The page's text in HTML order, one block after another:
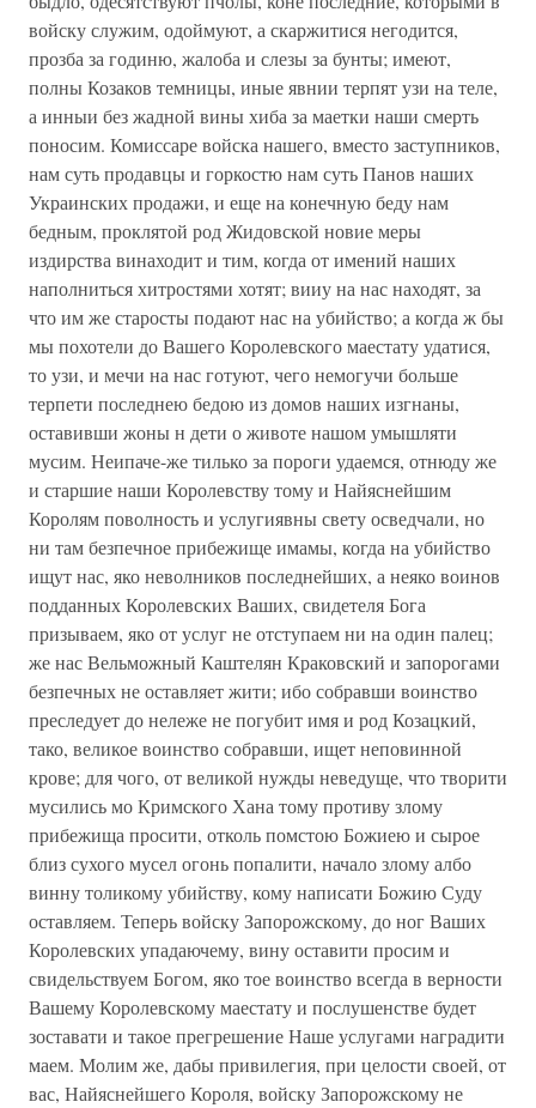
войску служим, одоймуют, а скаржитися негодится,
прозба за годиню, жалоба и слезы за бунты; имеют,
полны Козаков темницы, иные явнии терпят узи на теле,
а инныи без жадной вины хиба за маетки наши смерть
поносим. Комиссаре войска нашего, вместо заступников,
нам суть продавцы и горкостю нам суть Панов наших
Украинских продажи, и еще на конечную беду нам
бедным, проклятой род Жидовской новие меры
издирства винаходит и тим, когда от имений наших
наполниться хитростями хотят; вииу на нас находят, за
что им же старосты подают нас на убийство; а когда ж бы
мы похотели до Вашего Королевского маестату удатися,
то узи, и мечи на нас готуют, чего немогучи больше
терпети последнею бедою из домов наших изгнаны,
оставивши жоны н дети о животе нашом умышляти
мусим. Неипаче-же тилько за пороги удаемся, отнюду же
и старшие наши Королевству тому и Найяснейшим
Королям поволность и услугиявны свету осведчали, но
ни там безпечное прибежище имамы, когда на убийство
ищут нас, яко неволников последнейших, а неяко воинов
подданных Королевских Ваших, свидетеля Бога
призываем, яко от услуг не отступаем ни на один палец;
же нас Вельможный Каштелян Краковский и запорогами
безпечных не оставляет жити; ибо собравши воинство
преследует до нележе не погубит имя и род Козацкий,
тако, великое воинство собравши, ищет неповинной
крове; для чого, от великой нужды неведуще, что творити
мусились мо Кримского Хана тому противу злому
прибежища просити, отколь помстою Божиею и сырое
близ сухого мусел огонь попалити, начало злому албо
винну толикому убийству, кому написати Божию Суду
оставляем. Теперь войску Запорожскому, до ног Ваших
Королевских упадаючему, вину оставити просим и
свидельствуем Богом, яко тое воинство всегда в верности
Вашему Королевскому маестату и послушенстве будет
зоставати и такое прегрешение Наше услугами наградити
маем. Молим же, дабы привилегия, при целости своей, от
вас, Найяснейшего Короля, войску Запорожскому не